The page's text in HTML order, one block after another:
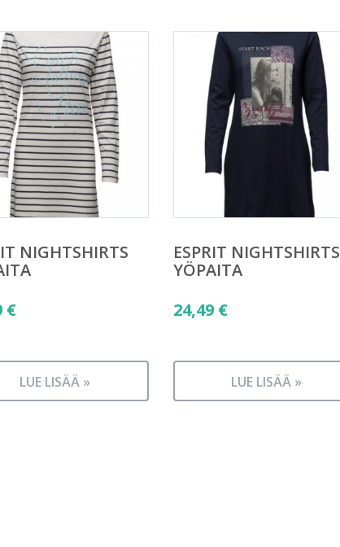
NIGHTSHIRTS
€
LUE LISÄÄ »
ESPRIT NIGHTSHIRTS
YÖPAITA
24,49 €
LUE LISÄÄ »